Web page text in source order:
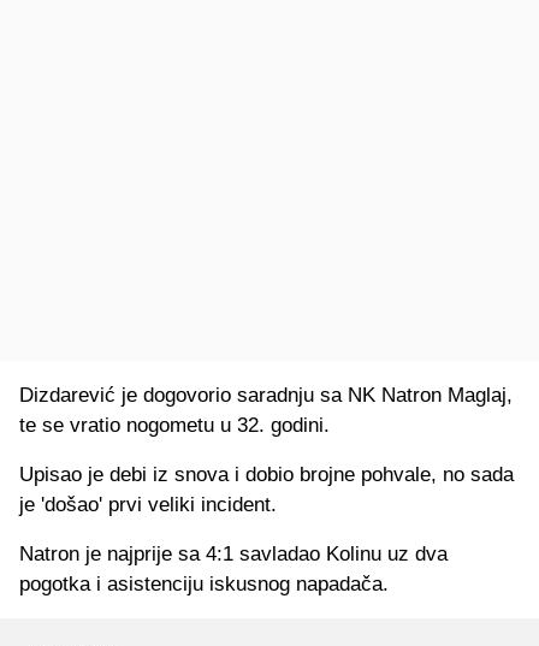
Dizdarević je dogovorio saradnju sa NK Natron Maglaj,
te se vratio nogometu u 32. godini.
Upisao je debi iz snova i dobio brojne pohvale, no sada
je 'došao' prvi veliki incident.
Natron je najprije sa 4:1 savladao Kolinu uz dva
pogotka i asistenciju iskusnog napadača.